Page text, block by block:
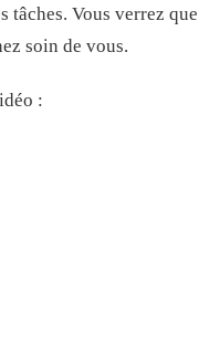
tâches. Vous verrez
soin de vous.
: